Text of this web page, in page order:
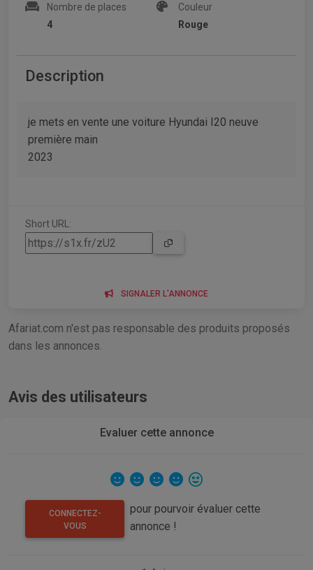
Nombre de places
4
Couleur
Rouge
Description
je mets en vente une voiture Hyundai I20 neuve
première main
2023
Short URL:
SIGNALER L'ANNONCE
Afariat.com n'est pas responsable des produits proposés
dans les annonces.
Avis des utilisateurs
Evaluer cette annonce
CONNECTEZ-
VOUS
pour pourvoir évaluer cette
annonce !